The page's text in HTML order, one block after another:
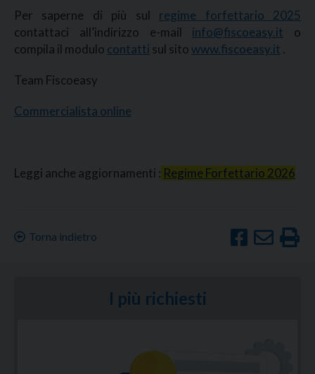
Per saperne di più sul regime forfettario 2025
contattaci all’indirizzo e-mail info@fiscoeasy.it o
compila il modulo contatti sul sitowww.fiscoeasy.it .
Team Fiscoeasy
Commercialista online
Leggi anche aggiornamenti : Regime Forfettario 2026
Torna indietro
I più richiesti